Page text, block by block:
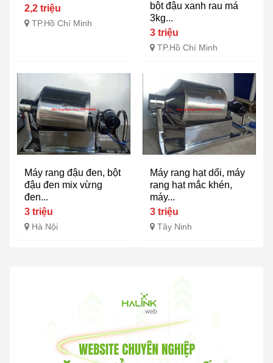
2,2 triệu
TP.Hồ Chí Minh
bột đậu xanh rau má
3kg...
3 triệu
TP.Hồ Chí Minh
Máy rang đậu đen, bột
đậu đen mix vừng
đen...
3 triệu
Hà Nội
Máy rang hạt dổi, máy
rang hạt mắc khén,
máy...
3 triệu
Tây Ninh